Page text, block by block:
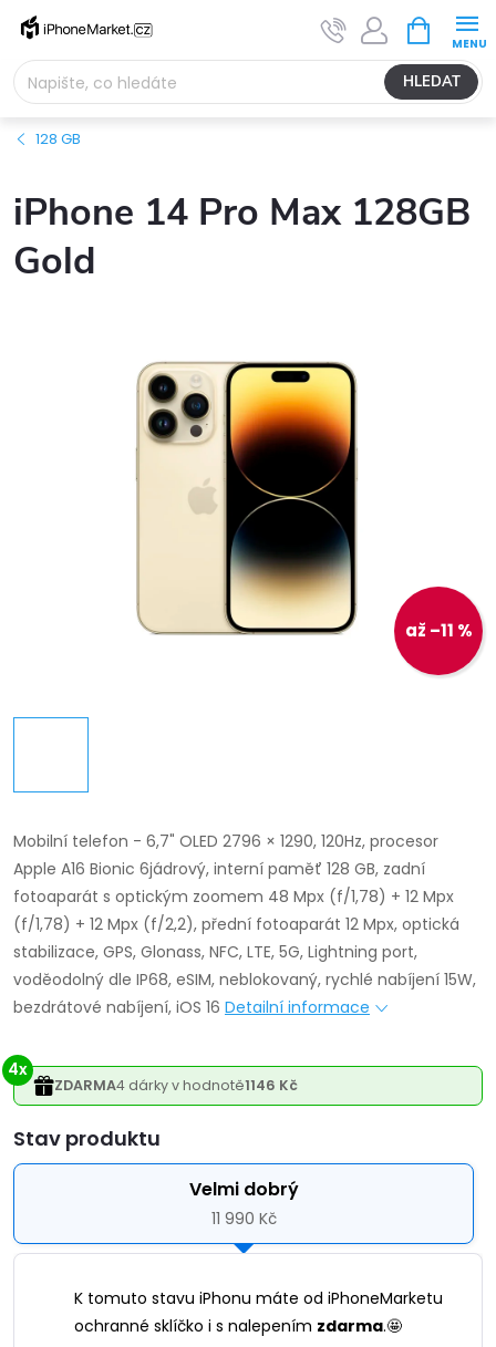
Přejít
obsah
HLEDAT
NÁKUPNÍ
KOŠÍK
128 GB
iPhone 14 Pro Max 128GB
Gold
až –11 %
Mobilní telefon - 6,7" OLED 2796 × 1290, 120Hz, procesor
Apple A16 Bionic 6jádrový, interní paměť 128 GB, zadní
fotoaparát s optickým zoomem 48 Mpx (f/1,78) + 12 Mpx
(f/1,78) + 12 Mpx (f/2,2), přední fotoaparát 12 Mpx, optická
stabilizace, GPS, Glonass, NFC, LTE, 5G, Lightning port,
voděodolný dle IP68, eSIM, neblokovaný, rychlé nabíjení 15W,
bezdrátové nabíjení, iOS 16 Detailní informace
4x
ZDARMA4 dárky v hodnotě1146 Kč
Velmi dobrý
11 990 Kč
K tomuto stavu iPhonu máte od iPhoneMarketu
ochranné sklíčko i s nalepením zdarma.🤩